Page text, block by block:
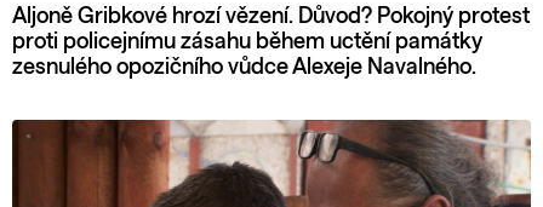
Aljoně Gribkové hrozí vězení. Důvod? Pokojný protest
proti policejnímu zásahu během uctění památky
zesnulého opozičního vůdce Alexeje Navalného.